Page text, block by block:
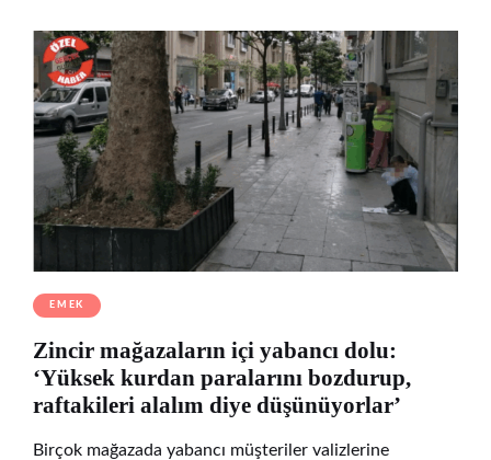
EMEK
Zincir mağazaların içi yabancı dolu:
‘Yüksek kurdan paralarını bozdurup,
raftakileri alalım diye düşünüyorlar’
Birçok mağazada yabancı müşteriler valizlerine